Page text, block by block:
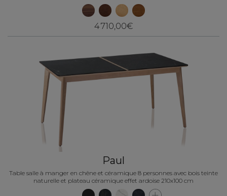
4 710,00€
Paul
Table salle à manger en chêne et céramique 8 personnes avec bois teinte
naturelle et plateau céramique effet ardoise 210x100 cm